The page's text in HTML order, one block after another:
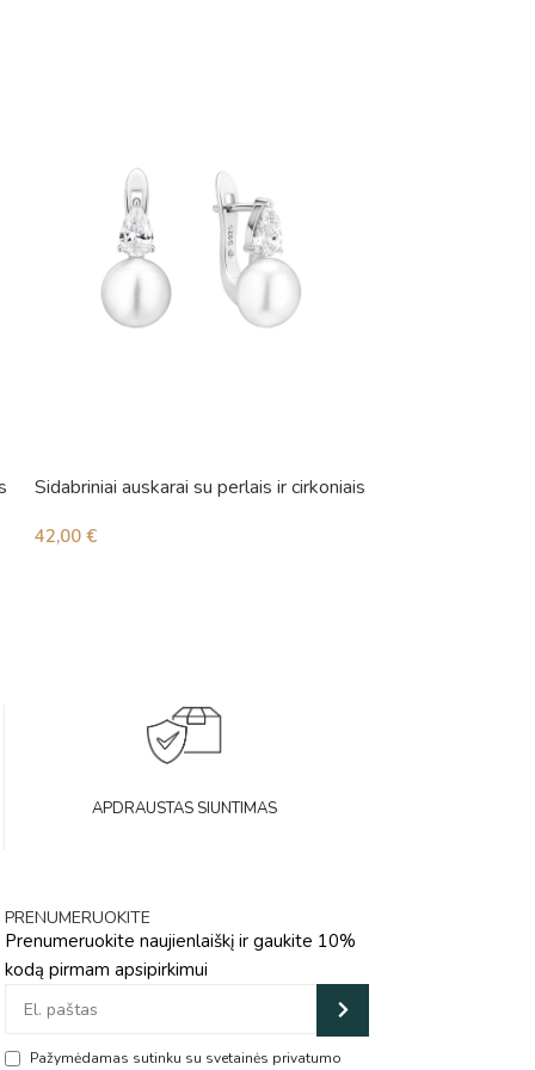
Sidabriniai auskarai su perlais ir cirkoniais
42,00 €
APDRAUSTAS SIUNTIMAS
PRENUMERUOKITE
Prenumeruokite naujienlaiškį ir gaukite 10%
kodą pirmam apsipirkimui
Pažymėdamas sutinku su svetainės privatumo